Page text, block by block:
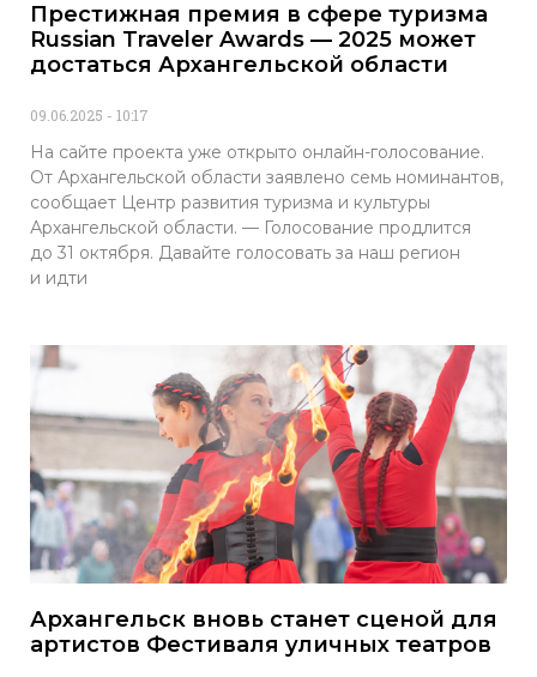
Престижная премия в сфере туризма
Russian Traveler Awards — 2025 может
достаться Архангельской области
09.06.2025 10:17
На сайте проекта уже открыто онлайн-голосование.
От Архангельской области заявлено семь номинантов,
сообщает Центр развития туризма и культуры
Архангельской области. — Голосование продлится
до 31 октября. Давайте голосовать за наш регион
и идти
Архангельск вновь станет сценой для
артистов Фестиваля уличных театров